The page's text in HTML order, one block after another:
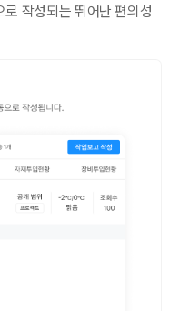
작성되는 뛰어난 편의성